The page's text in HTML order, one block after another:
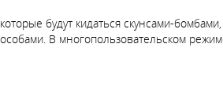
будут кидаться скунсами-
В многопользовательском